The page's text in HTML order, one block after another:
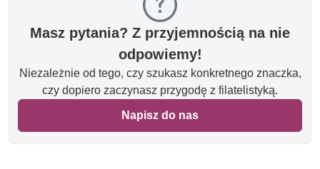
Masz pytania? Z przyjemnością na nie
odpowiemy!
Niezależnie od tego, czy szukasz konkretnego znaczka,
czy dopiero zaczynasz przygodę z filatelistyką.
Napisz do nas